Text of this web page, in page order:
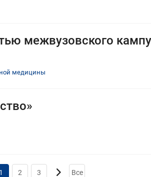
межвузовского
медицины
1 2 3 Все